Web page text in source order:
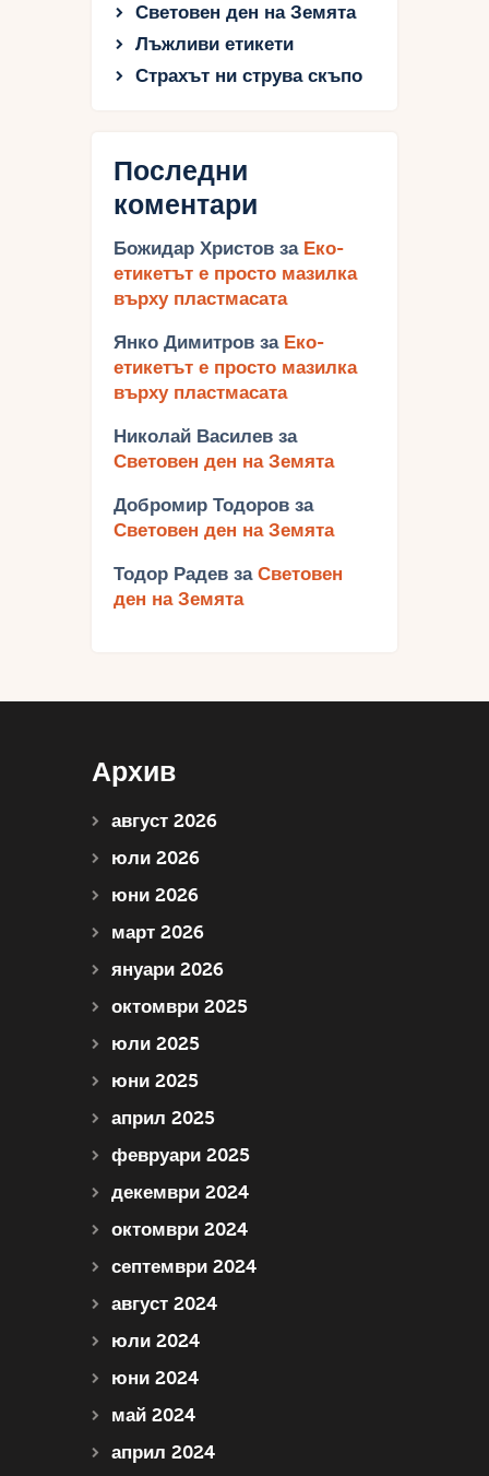
Световен ден на Земята
Лъжливи етикети
Страхът ни струва скъпо
Последни
коментари
Божидар Христов за Еко-
етикетът е просто мазилка
върху пластмасата
Янко Димитров за Еко-
етикетът е просто мазилка
върху пластмасата
Николай Василев за
Световен ден на Земята
Добромир Тодоров за
Световен ден на Земята
Тодор Радев за Световен
ден на Земята
Архив
август 2026
юли 2026
юни 2026
март 2026
януари 2026
октомври 2025
юли 2025
юни 2025
април 2025
февруари 2025
декември 2024
октомври 2024
септември 2024
август 2024
юли 2024
юни 2024
май 2024
април 2024